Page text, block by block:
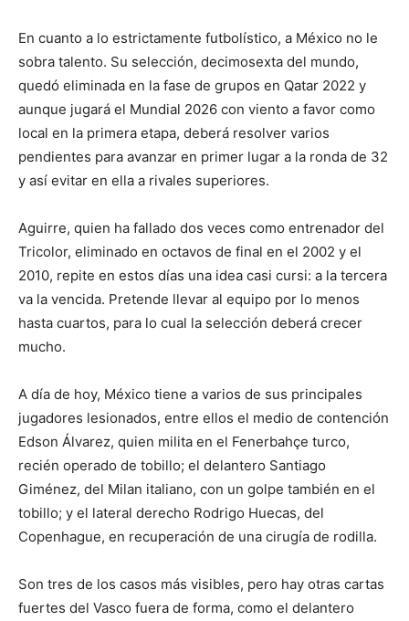
En cuanto a lo estrictamente futbolístico, a México no le
sobra talento. Su selección, decimosexta del mundo,
quedó eliminada en la fase de grupos en Qatar 2022 y
aunque jugará el Mundial 2026 con viento a favor como
local en la primera etapa, deberá resolver varios
pendientes para avanzar en primer lugar a la ronda de 32
y así evitar en ella a rivales superiores.
Aguirre, quien ha fallado dos veces como entrenador del
Tricolor, eliminado en octavos de final en el 2002 y el
2010, repite en estos días una idea casi cursi: a la tercera
va la vencida. Pretende llevar al equipo por lo menos
hasta cuartos, para lo cual la selección deberá crecer
mucho.
A día de hoy, México tiene a varios de sus principales
jugadores lesionados, entre ellos el medio de contención
Edson Álvarez, quien milita en el Fenerbahçe turco,
recién operado de tobillo; el delantero Santiago
Giménez, del Milan italiano, con un golpe también en el
tobillo; y el lateral derecho Rodrigo Huecas, del
Copenhague, en recuperación de una cirugía de rodilla.
Son tres de los casos más visibles, pero hay otras cartas
fuertes del Vasco fuera de forma, como el delantero